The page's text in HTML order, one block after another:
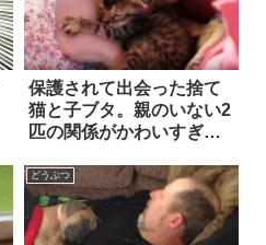
保護されて出会った捨て
猫と子ブタ。親のいない2
匹の関係がかわいすぎる
どうぶつ